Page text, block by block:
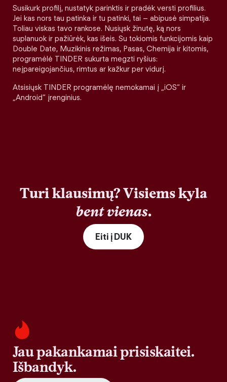
Susikurk profilį, nustatyk parinktis ir pradėk versti profilius.
Jei kas nors tau patinka ir tu patinki, tai – abipusė simpatija.
Toliau viskas tavo rankose. Nusiųsk žinutę, ką nors
suplanuok ir pažiūrėk, kas išeis. Su tokiomis funkcijomis kaip
Double Date, Muzikinis režimas, Pasas, Chemija ir kitomis,
programėlė TINDER sukurta megzti ryšius:
neįpareigojančius, rimtus ar kažkur per vidurį.
Atsisiųsk TINDER programėlę nemokamai į „iOS“ ir
„Android“ įrenginius.
Turi klausimų? Visiems kyla
bent vienas.
Eiti į DUK
Jau pakankamai prisiskaitei.
Išbandyk.